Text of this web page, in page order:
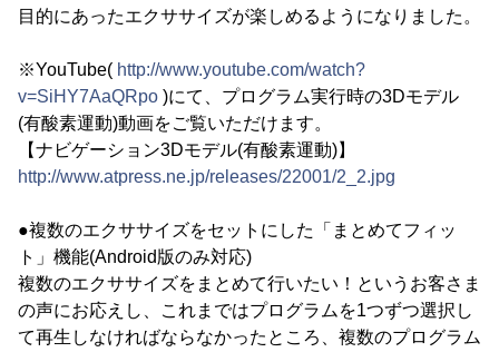
目的にあったエクササイズが楽しめるようになりました。
※YouTube( http://www.youtube.com/watch?
v=SiHY7AaQRpo )にて、プログラム実行時の3Dモデル
(有酸素運動)動画をご覧いただけます。
【ナビゲーション3Dモデル(有酸素運動)】
http://www.atpress.ne.jp/releases/22001/2_2.jpg
●複数のエクササイズをセットにした「まとめてフィッ
ト」機能(Android版のみ対応)
複数のエクササイズをまとめて行いたい！というお客さま
の声にお応えし、これまではプログラムを1つずつ選択し
て再生しなければならなかったところ、複数のプログラム